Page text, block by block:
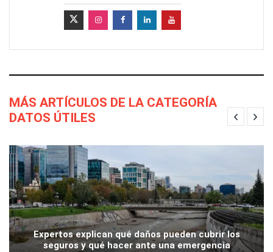
MÁS ARTÍCULOS DE LA CATEGORÍA
DATOS ÚTILES
Expertos explican qué daños pueden cubrir los
seguros y qué hacer ante una emergencia